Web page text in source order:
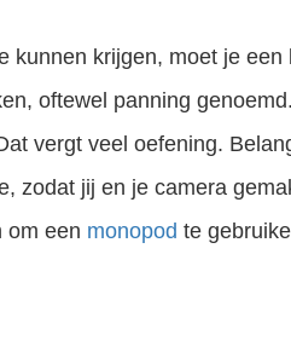
kunnen krijgen, moet je
oftewel panning
vergt veel oefening.
zodat jij en je camera
om een monopod te